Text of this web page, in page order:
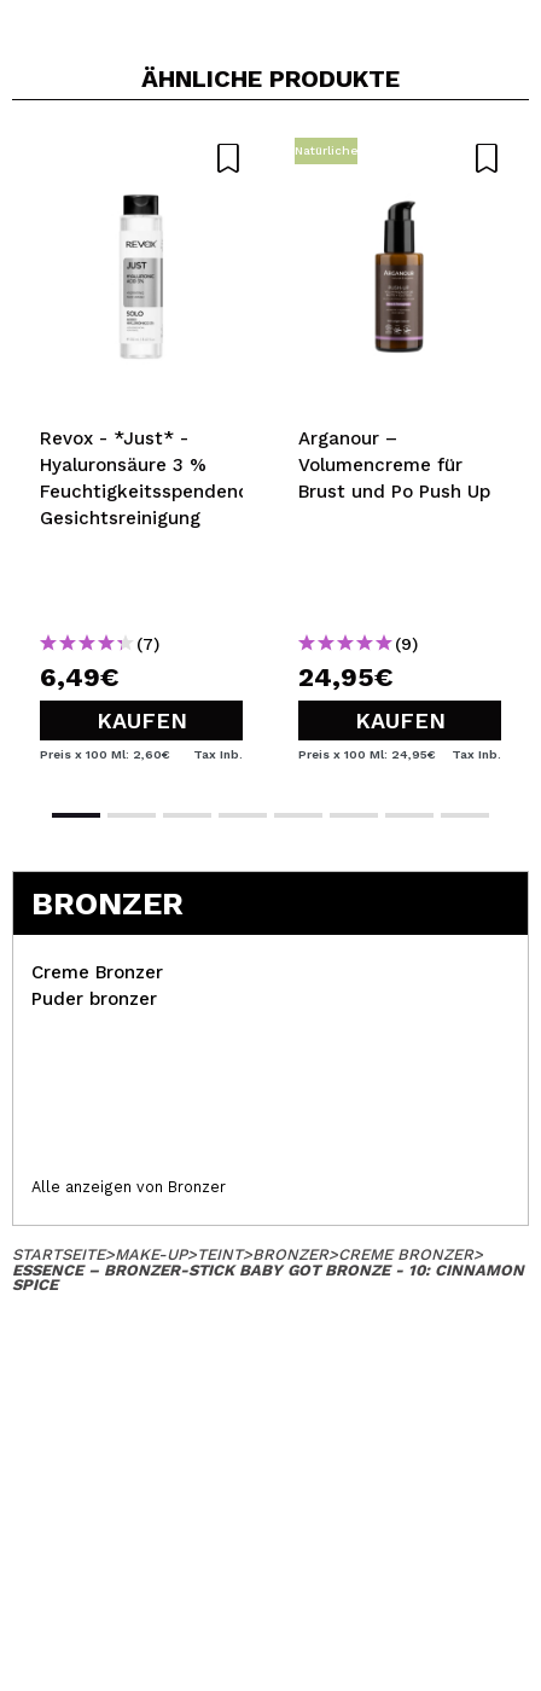
ÄHNLICHE PRODUKTE
Revox - *Just* -
Hyaluronsäure 3 %
Feuchtigkeitsspendende
Gesichtsreinigung
(7)
6,49€
KAUFEN
Preis x 100 Ml: 2,60€ Tax Inb.
Natürliche
Arganour –
Volumencreme für
Brust und Po Push Up
(9)
24,95€
KAUFEN
Preis x 100 Ml: 24,95€ Tax Inb.
BRONZER
Creme Bronzer
Puder bronzer
Alle anzeigen von Bronzer
STARTSEITE>MAKE-UP>TEINT>BRONZER>CREME BRONZER>
ESSENCE – BRONZER-STICK BABY GOT BRONZE - 10: CINNAMON
SPICE